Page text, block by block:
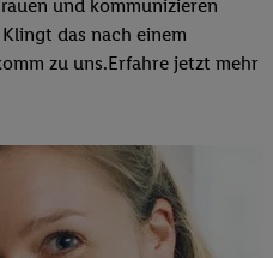
und kommunizieren
das nach einem
zu uns.​Erfahre jetzt mehr